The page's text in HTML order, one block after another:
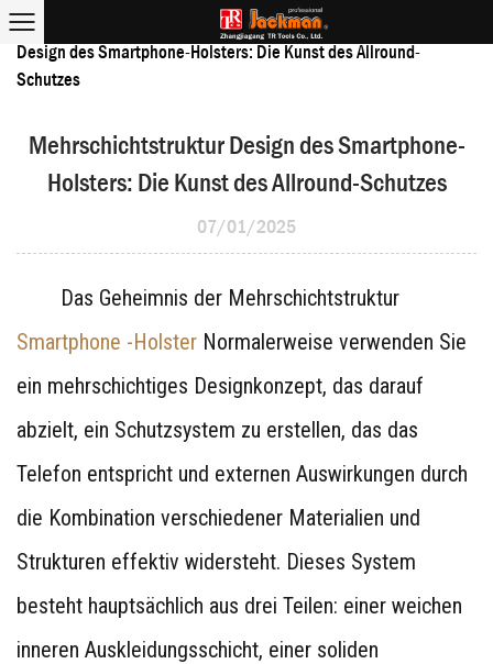
Home Nachrichten /Mehrschichtstruktur
Design des Smartphone-Holsters: Die Kunst des Allround-
Schutzes
Mehrschichtstruktur Design des Smartphone-
Holsters: Die Kunst des Allround-Schutzes
07/01/2025
Das Geheimnis der Mehrschichtstruktur
Smartphone -Holster Normalerweise verwenden Sie
ein mehrschichtiges Designkonzept, das darauf
abzielt, ein Schutzsystem zu erstellen, das das
Telefon entspricht und externen Auswirkungen durch
die Kombination verschiedener Materialien und
Strukturen effektiv widersteht. Dieses System
besteht hauptsächlich aus drei Teilen: einer weichen
inneren Auskleidungsschicht, einer soliden